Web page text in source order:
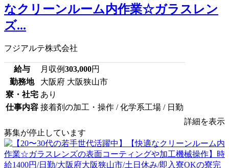
なクリーンルーム内作業☆ガラスレン
ズ...
フジアルテ株式会社
給与 月収例303,000円
勤務地
大阪府 大阪狭山市
寮・社宅 あり
仕事内容 接着剤の加工・操作 / 化学系工場 / 日勤
詳細を表示
募集が停止しています